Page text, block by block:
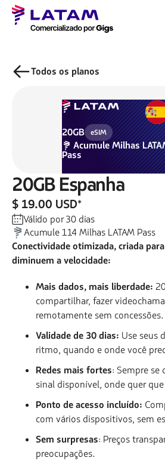
Todos os planos
20GB
eSIM
AcumuleMilhas
Pass
20GBEspanha
$ 19.00 USD*
Válido por30dias
Acumule114Milhas LATAM Pass
Conectividade otimizada, criada
diminuem a velocidade:
Mais dados, mais liberdade:
compartilhar, fazer
remotamente sem concessões.
Validade de 30 dias: Use seus
ritmo, quando e onde você
Redes mais fortes: Sempre se
sinal disponível, onde quer
Ponto de acesso incluído:
com vários dispositivos, sem
Sem surpresas: Preços
preocupações.